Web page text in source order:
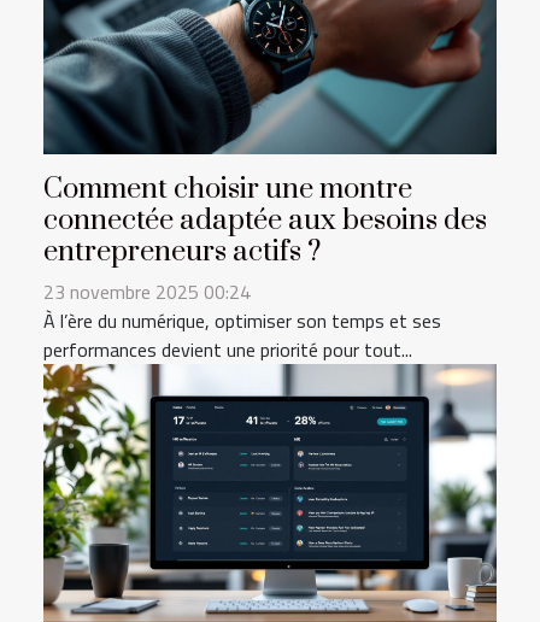
Comment choisir une montre
connectée adaptée aux besoins des
entrepreneurs actifs ?
23 novembre 2025 00:24
À l’ère du numérique, optimiser son temps et ses
performances devient une priorité pour tout...